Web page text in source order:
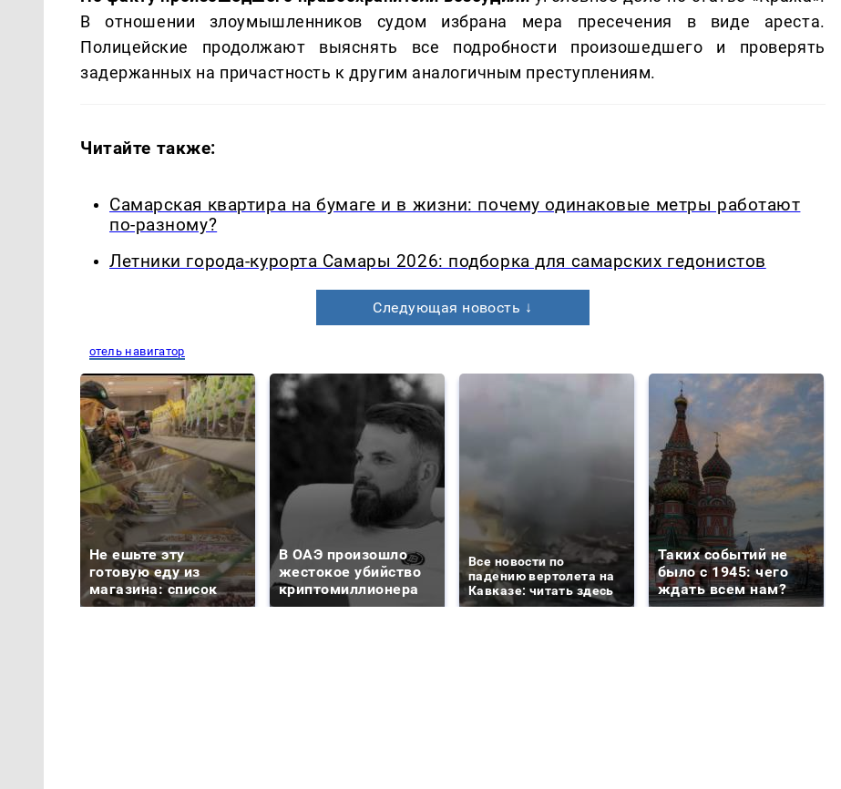
В отношении злоумышленников судом избрана мера пресечения в виде ареста.
Полицейские продолжают выяснять все подробности произошедшего и проверять
задержанных на причастность к другим аналогичным преступлениям.
Читайте также:
Самарская квартира на бумаге и в жизни: почему одинаковые метры работают
по-разному?
Летники города-курорта Самары 2026: подборка для самарских гедонистов
Следующая новость ↓
отель навигатор
Не ешьте эту
готовую еду из
магазина: список
В ОАЭ произошло
жестокое убийство
криптомиллионера
Все новости по
падению вертолета на
Кавказе: читать здесь
Таких событий не
было с 1945: чего
ждать всем нам?